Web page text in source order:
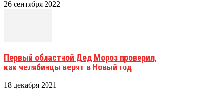
26 сентября 2022
Первый областной Дед Мороз проверил,
как челябинцы верят в Новый год
18 декабря 2021